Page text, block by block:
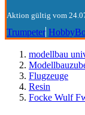
Aktion gültig vom
Trumpeter
modellbau
Flugzeuge
Resin
Focke Wulf